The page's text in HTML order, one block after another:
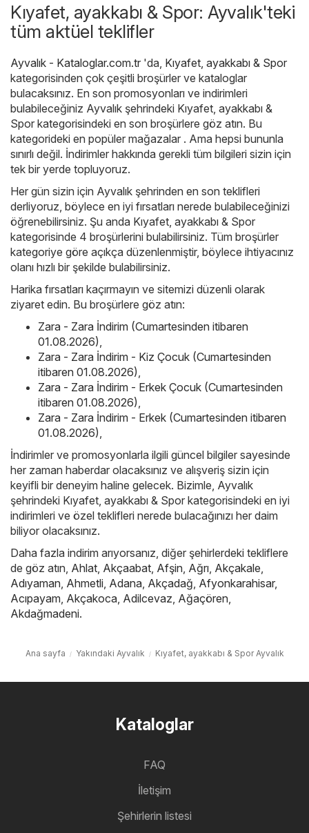
Kıyafet, ayakkabı & Spor: Ayvalık'teki
tüm aktüel teklifler
Ayvalık - Kataloglar.com.tr 'da, Kıyafet, ayakkabı & Spor
kategorisinden çok çeşitli broşürler ve kataloglar
bulacaksınız. En son promosyonları ve indirimleri
bulabileceğiniz Ayvalık şehrindeki Kıyafet, ayakkabı &
Spor kategorisindeki en son broşürlere göz atın. Bu
kategorideki en popüler mağazalar . Ama hepsi bununla
sınırlı değil. İndirimler hakkında gerekli tüm bilgileri sizin için
tek bir yerde topluyoruz.
Her gün sizin için Ayvalık şehrinden en son teklifleri
derliyoruz, böylece en iyi fırsatları nerede bulabileceğinizi
öğrenebilirsiniz. Şu anda Kıyafet, ayakkabı & Spor
kategorisinde 4 broşürlerini bulabilirsiniz. Tüm broşürler
kategoriye göre açıkça düzenlenmiştir, böylece ihtiyacınız
olanı hızlı bir şekilde bulabilirsiniz.
Harika fırsatları kaçırmayın ve sitemizi düzenli olarak
ziyaret edin. Bu broşürlere göz atın:
Zara - Zara İndirim (Cumartesinden itibaren
01.08.2026)
Zara - Zara İndirim - Kiz Çocuk (Cumartesinden
itibaren 01.08.2026)
Zara - Zara İndirim - Erkek Çocuk (Cumartesinden
itibaren 01.08.2026)
Zara - Zara İndirim - Erkek (Cumartesinden itibaren
01.08.2026)
İndirimler ve promosyonlarla ilgili güncel bilgiler sayesinde
her zaman haberdar olacaksınız ve alışveriş sizin için
keyifli bir deneyim haline gelecek. Bizimle, Ayvalık
şehrindeki Kıyafet, ayakkabı & Spor kategorisindeki en iyi
indirimleri ve özel teklifleri nerede bulacağınızı her daim
biliyor olacaksınız.
Daha fazla indirim arıyorsanız, diğer şehirlerdeki tekliflere
de göz atın, Ahlat Akçaabat Afşin Ağrı Akçakale
Adıyaman Ahmetli Adana Akçadağ Afyonkarahisar,
Acıpayam Akçakoca Adilcevaz Ağaçören
Akdağmadeni.
Ana sayfa Yakındaki Ayvalık Kıyafet, ayakkabı & Spor Ayvalık
Kataloglar
FAQ
İletişim
Şehirlerin listesi